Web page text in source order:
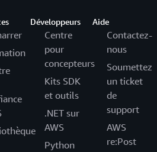
Développeurs
Centre
pour
concepteurs
Kits SDK
et outils
.NET sur
AWS
Python
Aide
Contactez-
nous
Soumettez
un ticket
de
support
AWS
re:Post